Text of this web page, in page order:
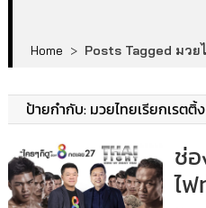
Home > Posts Tagged มวย
ป้ายกำกับ: มวยไทยเรียกเรตติ้ง
ช่
ไ